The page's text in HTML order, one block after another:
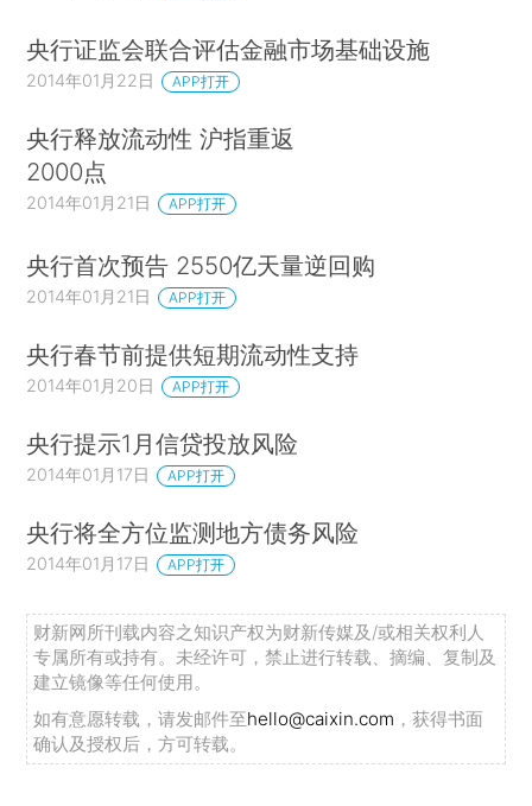
央行证监会联合评估金融市场基础设施
2014年01月22日 APP打开
央行释放流动性 沪指重返
2000点
2014年01月21日 APP打开
央行首次预告 2550亿天量逆回购
2014年01月21日 APP打开
央行春节前提供短期流动性支持
2014年01月20日 APP打开
央行提示1月信贷投放风险
2014年01月17日 APP打开
央行将全方位监测地方债务风险
2014年01月17日 APP打开
财新网所刊载内容之知识产权为财新传媒及/或相关权利人
专属所有或持有。未经许可，禁止进行转载、摘编、复制及
建立镜像等任何使用。
如有意愿转载，请发邮件至hello@caixin.com ，获得书面
确认及授权后，方可转载。